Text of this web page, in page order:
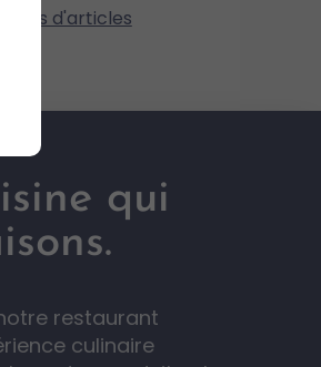
Plus d'articles
qui
restaurant
culinaire